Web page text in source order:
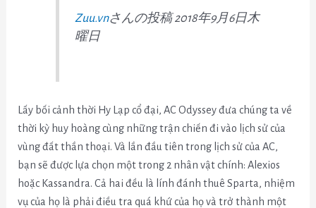
Zuu.vnさんの投稿 2018年9月6日木
曜日
Lấy bối cảnh thời Hy Lạp cổ đại, AC Odyssey đưa chúng ta về
thời kỳ huy hoàng cùng những trận chiến đi vào lịch sử của
vùng đất thần thoại. Và lần đầu tiên trong lịch sử của AC,
bạn sẽ được lựa chọn một trong 2 nhân vật chính: Alexios
hoặc Kassandra. Cả hai đều là lính đánh thuê Sparta, nhiệm
vụ của họ là phải điều tra quá khứ của họ và trở thành một